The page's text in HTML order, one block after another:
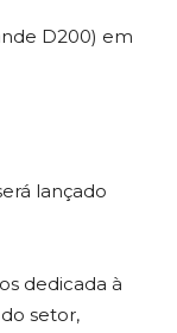
D200) em
lançado
dedicada à
setor,